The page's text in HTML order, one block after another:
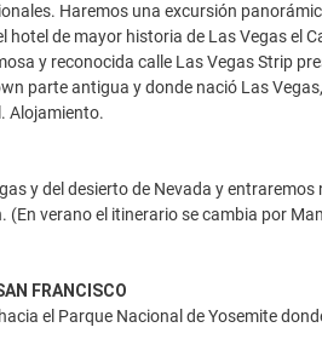
Haremos una excursión
de mayor historia de Las Vegas el
y reconocida calle Las Vegas Strip
parte antigua y donde nació Las
Alojamiento.
y del desierto de Nevada y
verano el itinerario se cambia por
FRANCISCO
el Parque Nacional de Yosemite